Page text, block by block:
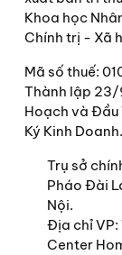
Khoa học
Chính trị - Xã
Mã số thuế:
Thành lập 23/
Hoạch và Đầu
Ký Kinh Doanh.
Trụ sở
Pháo Đài
Nội.
Địa chỉ VP:
Center